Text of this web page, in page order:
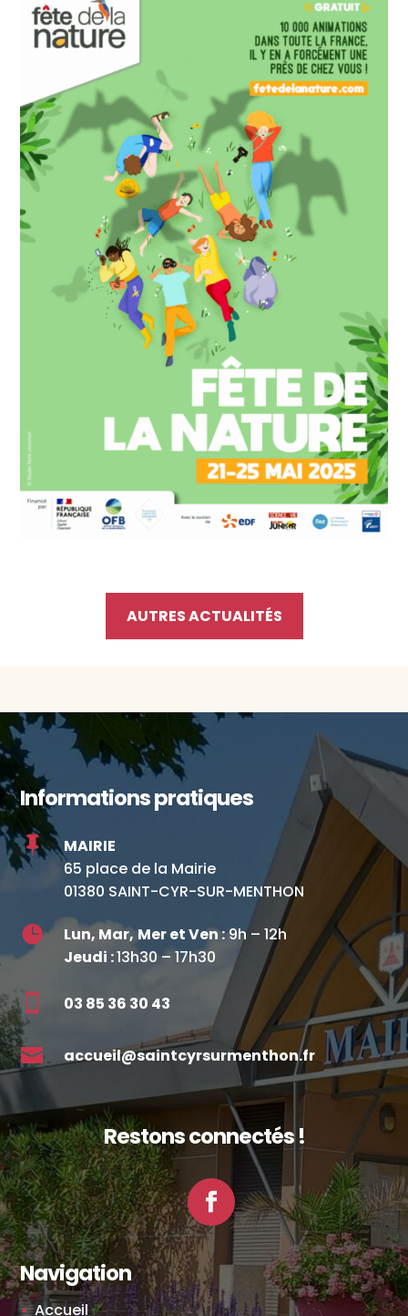
AUTRES ACTUALITÉS
Informations pratiques

MAIRIE
65 place de la Mairie
01380 SAINT-CYR-SUR-MENTHON
 Lun, Mar,Mer et Ven :9h – 12h
Jeudi :13h30 – 17h30
 03 85 36 30 43
 accueil@saintcyrsurmenthon.fr
Restons connectés !
Facebook
Navigation
Accueil